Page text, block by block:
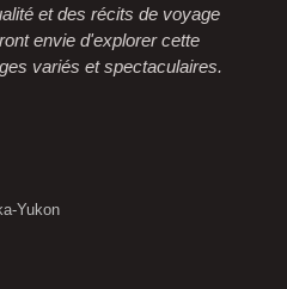
et des récits de voyage
envie d'explorer cette
variés et spectaculaires.
Yukon